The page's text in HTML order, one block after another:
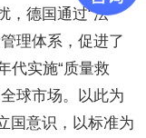
，德国通过“法
理体系，促进了
代实施“质量救
球市场。以此为
国意识，以标准为